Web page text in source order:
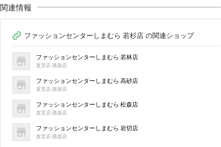
関連情報
ファッションセンターしまむら 若杉店 の関連ショップ
ファッションセンターしまむら 若林店
直営店·路面店
ファッションセンターしまむら 高砂店
直営店·路面店
ファッションセンターしまむら 松森店
直営店·路面店
ファッションセンターしまむら 岩切店
直営店·路面店